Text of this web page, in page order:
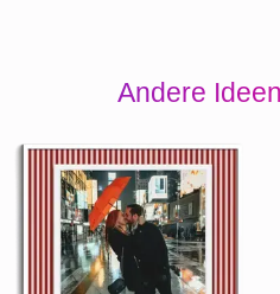
Andere